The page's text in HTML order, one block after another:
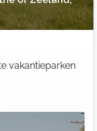
vakantieparken